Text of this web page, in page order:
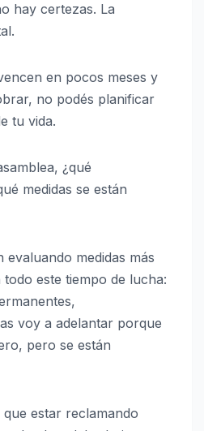
hay certezas. La
en pocos meses y
no podés planificar
tu vida.
¿qué
medidas se están
evaluando medidas más
este tiempo de lucha:
voy a adelantar porque
pero se están
estar reclamando